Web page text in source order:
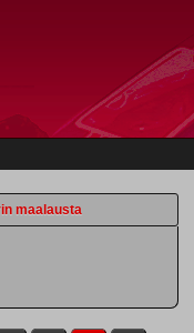
maalausta